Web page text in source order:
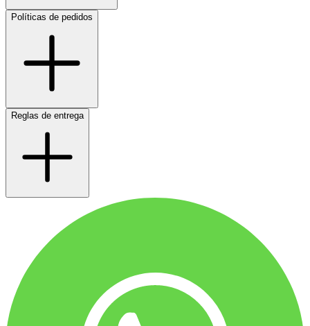
Políticas de pedidos
Reglas de entrega